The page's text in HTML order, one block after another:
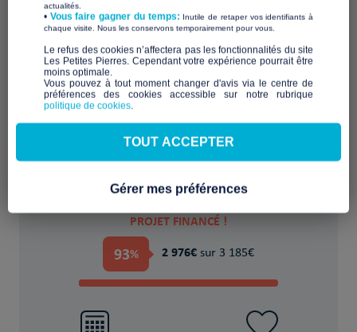
Favoriser l'accueil et l'échange dans un lieu
partagé
POUR
PROJET FINANCÉ !
93% 2 976€ sur 3 185€
actualités.
​• Vous faire gagner du temps: Inutile de retaper vos identifiants à
chaque visite. Nous les conservons temporairement pour vous.
​Le refus des cookies n’affectera pas les fonctionnalités du site
Les Petites Pierres. Cependant votre expérience pourrait être
moins optimale.​
Vous pouvez à tout moment changer d'avis via le centre de
préférences des cookies accessible sur notre rubrique
politique de cookies.
TOUT ACCEPTER
Gérer mes préférences